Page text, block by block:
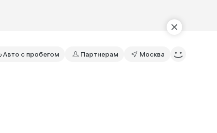
Авто с пробегом Партнерам Москва